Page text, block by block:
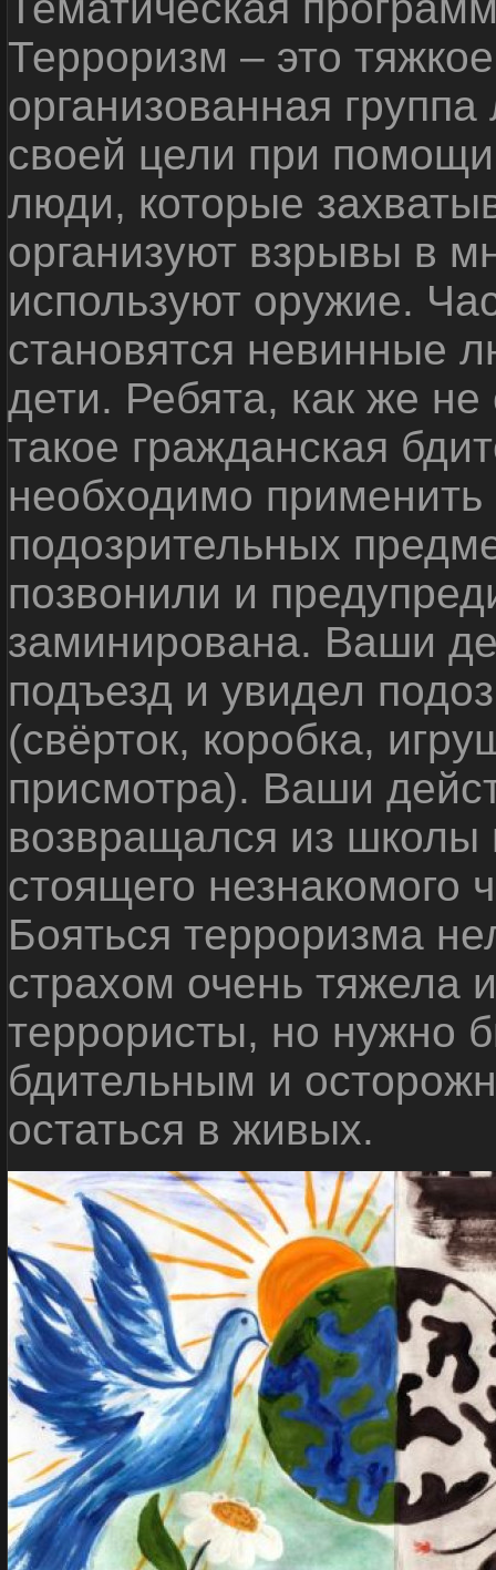
Терроризм – это
организованная
своей цели при
люди, которые
организуют взрывы в
используют оружие.
становятся невинные
дети. Ребята, как же не
такое гражданская
необходимо
подозрительных
позвонили и
заминирована. Ваши
подъезд и увидел
(свёрток, коробка,
присмотра). Ваши
возвращался из школы
стоящего незнакомого
Бояться терроризма
страхом очень тяжела
террористы, но нужно
бдительным и
остаться в живых.